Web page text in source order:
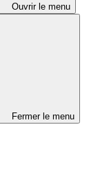
Ouvrir le menu
Fermer le menu